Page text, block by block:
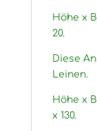
Höhe x
20.
Diese
Leinen.
Höhe x
x 130.